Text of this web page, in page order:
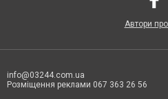
Автори
info@03244.com.ua
Розміщення реклами 067 363 26 56